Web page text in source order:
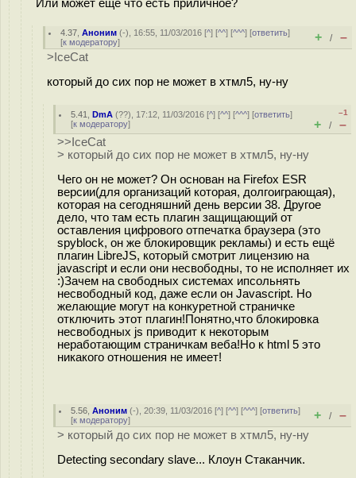
Или может ещё что есть приличное?
4.37 ,Аноним (-), 16:55, 11/03/2016 [^] [^^] [^^^] [ответить]
[к модератору] + / –
>IceCat
который до сих пор не может в хтмл5, ну-ну
5.41 ,DmA (??), 17:12, 11/03/2016 [^] [^^] [^^^] [ответить]
[к модератору]
–1
+ / –
>>IceCat
> который до сих пор не может в хтмл5, ну-ну
Чего он не может? Он основан на Firefox ESR
версии(для организаций которая, долгоиграющая),
которая на сегодняшний день версии 38. Другое
дело, что там есть плагин защищающий от
оставления цифрового отпечатка браузера (это
spyblock, он же блокировщик рекламы) и есть ещё
плагин LibreJS, который смотрит лицензию на
javascript и если они несвободны, то не исполняет их
:)Зачем на свободных системах ипсольнять
несвободный код, даже если он Javascript. Но
желающие могут на конкуретной страничке
отключить этот плагин!Понятно,что блокировка
несвободных js приводит к некоторым
неработающим страничкам веба!Но к html 5 это
никакого отношения не имеет!
5.56 ,Аноним (-), 20:39, 11/03/2016 [^] [^^] [^^^] [ответить]
[к модератору] + / –
> который до сих пор не может в хтмл5, ну-ну
Detecting secondary slave... Клоун Стаканчик.